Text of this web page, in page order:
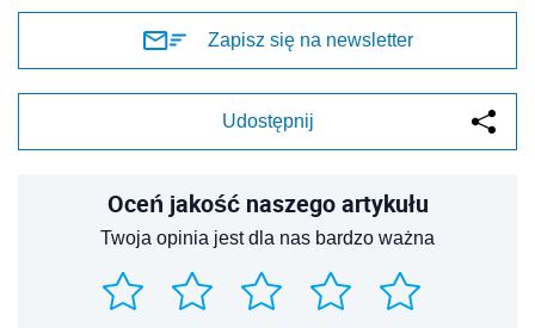
Zapisz się na newsletter
Udostępnij
Oceń jakość naszego artykułu
Twoja opinia jest dla nas bardzo ważna